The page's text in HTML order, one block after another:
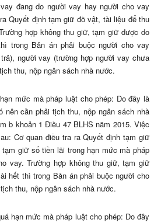
đang do người vay hay người cho vay
Quyết định tạm giữ đồ vật, tài liệu để thu
hợp không thu giữ, tạm giữ được do
trong Bản án phải buộc người cho vay
người vay (trường hợp người vay chưa
thu, nộp ngân sách nhà nước.
mức mà pháp luật cho phép: Do đây là
nên cần phải tịch thu, nộp ngân sách nhà
b khoản 1 Điều 47 BLHS năm 2015. Việc
Cơ quan điều tra ra Quyết định tạm giữ
giữ số tiền lãi trong hạn mức mà pháp
vay. Trường hợp không thu giữ, tạm giữ
hết thì trong Bản án phải buộc người cho
thu, nộp ngân sách nhà nước.
hạn mức mà pháp luật cho phép: Do đây